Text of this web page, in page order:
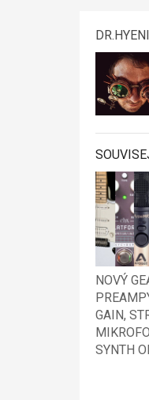
NOVÝ
GAIN,
SYNTH